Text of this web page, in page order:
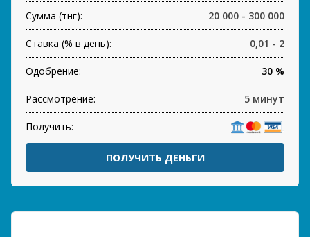
Сумма (тнг): 20 000 - 300 000
Ставка (% в день): 0,01 - 2
Одобрение: 30 %
Рассмотрение: 5 минут
Получить:
ПОЛУЧИТЬ ДЕНЬГИ